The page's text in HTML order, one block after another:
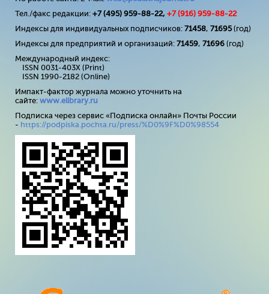
Тел./факс редакции: +7 (495) 959-88-22, +7 (916) 959-88-22
Индексы для индивидуальных подписчиков: 71458, 71695(год)
Индексы для предприятий и организаций: 71459, 71696 (год)
Международный индекс:
ISSN 0031-403X (Print)
ISSN 1990-2182 (Online)
Импакт-фактор журнала можно уточнить на
сайте: www.elibrary.ru
Подписка через сервис «Подписка онлайн» Почты России
- https://podpiska.pochta.ru/press/%D0%9F%D0%98554